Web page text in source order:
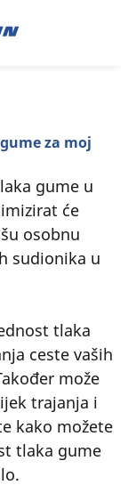
za moj
gume u
će
osobnu
sudionika u
tlaka
ceste vaših
može
trajanja i
kako možete
tlaka gume